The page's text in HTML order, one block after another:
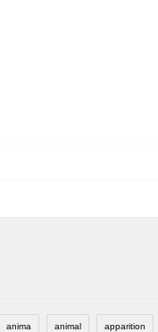
anima animal apparition